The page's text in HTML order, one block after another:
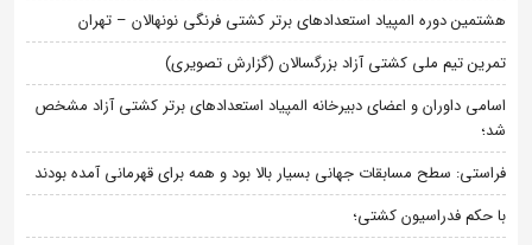
هشتمین دوره المپیاد استعدادهای برتر کشتی فرنگی نونهالان – تهران
تمرین تیم ملی کشتی آزاد بزرگسالان (گزارش تصویری)
اسامی داوران و اعضای دبیرخانه المپیاد استعدادهای برتر کشتی آزاد مشخص
شد؛
فراستی: سطح مسابقات جهانی بسیار بالا بود و همه برای قهرمانی آمده بودند
با حکم فدراسیون کشتی؛